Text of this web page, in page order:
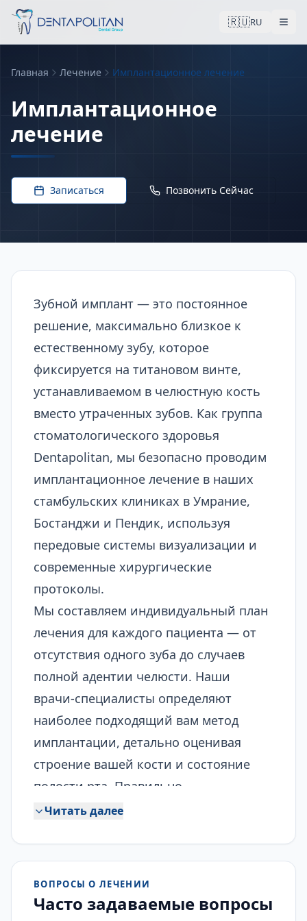
🇷🇺RU
Главная Лечение Имплантационное лечение
Имплантационное
лечение
Записаться Позвонить Сейчас
Зубной имплант — это постоянное
решение, максимально близкое к
естественному зубу, которое
фиксируется на титановом винте,
устанавливаемом в челюстную кость
вместо утраченных зубов. Как группа
стоматологического здоровья
Dentapolitan, мы безопасно проводим
имплантационное лечение в наших
стамбульских клиниках в Умрание,
Бостанджи и Пендик, используя
передовые системы визуализации и
современные хирургические
протоколы.
Мы составляем индивидуальный план
лечения для каждого пациента — от
отсутствия одного зуба до случаев
полной адентии челюсти. Наши
врачи-специалисты определяют
наиболее подходящий вам метод
имплантации, детально оценивая
строение вашей кости и состояние
полости рта. Правильно
спланированное имплантационное
Наши варианты имплантационного
Читать далее
ВОПРОСЫ О ЛЕЧЕНИИ
Часто задаваемые вопросы